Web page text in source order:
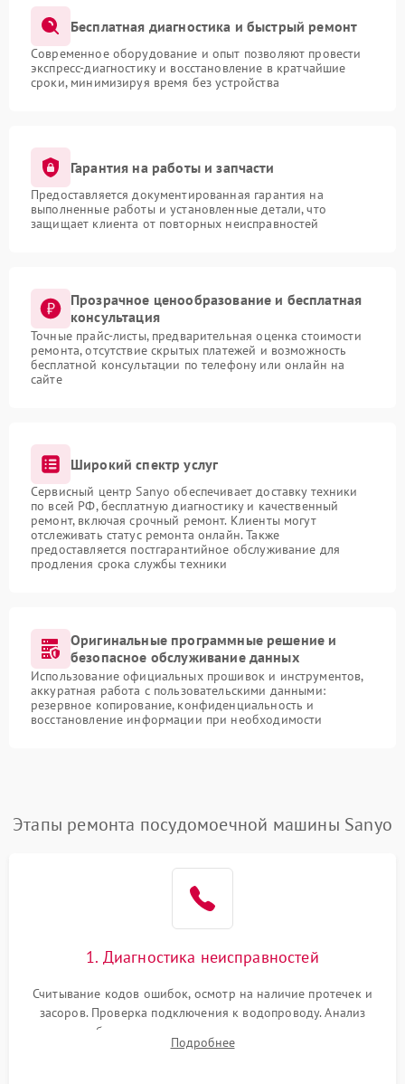
Бесплатная диагностика и быстрый ремонт
Современное оборудование и опыт позволяют провести
экспресс-диагностику и восстановление в кратчайшие
сроки, минимизируя время без устройства
Гарантия на работы и запчасти
Предоставляется документированная гарантия на
выполненные работы и установленные детали, что
защищает клиента от повторных неисправностей
Прозрачное ценообразование и бесплатная
консультация
Точные прайс-листы, предварительная оценка стоимости
ремонта, отсутствие скрытых платежей и возможность
бесплатной консультации по телефону или онлайн на
сайте
Широкий спектр услуг
Сервисный центр Sanyo обеспечивает доставку техники
по всей РФ, бесплатную диагностику и качественный
ремонт, включая срочный ремонт. Клиенты могут
отслеживать статус ремонта онлайн. Также
предоставляется постгарантийное обслуживание для
продления срока службы техники
Оригинальные программные решение и
безопасное обслуживание данных
Использование официальных прошивок и инструментов,
аккуратная работа с пользовательскими данными:
резервное копирование, конфиденциальность и
восстановление информации при необходимости
Этапы ремонта посудомоечной машины Sanyo
1. Диагностика неисправностей
Считывание кодов ошибок, осмотр на наличие протечек и
засоров. Проверка подключения к водопроводу. Анализ
жалоб на отсутствие слива, нагрева, вращения
разбрызгивателей или срабатывание системы защиты
Подробнее